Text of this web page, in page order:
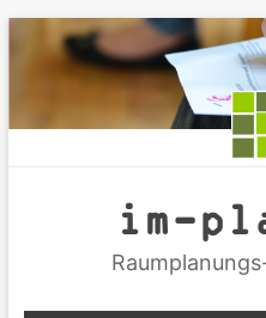
Zum
Inhalt
springen
im-